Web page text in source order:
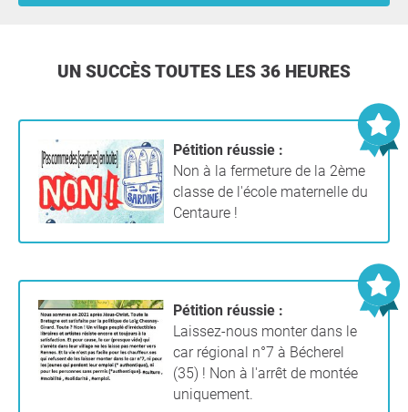
UN SUCCÈS TOUTES LES 36 HEURES
Pétition réussie :
Non à la fermeture de la 2ème
classe de l'école maternelle du
Centaure !
Pétition réussie :
Laissez-nous monter dans le
car régional n°7 à Bécherel
(35) ! Non à l'arrêt de montée
uniquement.